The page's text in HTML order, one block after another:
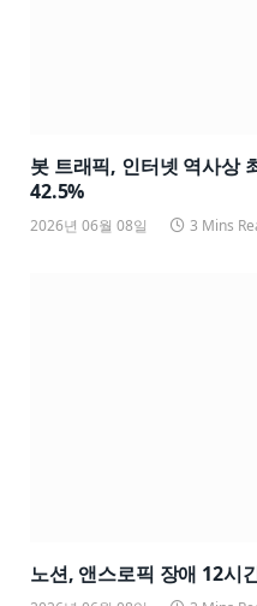
봇 트래픽, 인터넷 역사상
42.5%
2026년 06월 08일 3 Mins
노션, 앤스로픽 장애 12시